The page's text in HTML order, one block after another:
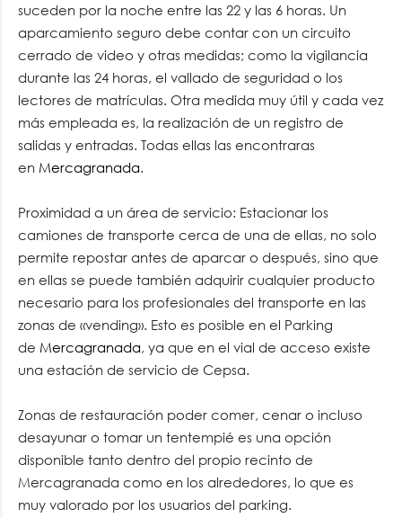
suceden por la noche entre las 22 y las 6 horas. Un
aparcamiento seguro debe contar con un circuito
cerrado de video y otras medidas; como la vigilancia
durante las 24 horas, el vallado de seguridad o los
lectores de matrículas. Otra medida muy útil y cada vez
más empleada es, la realización de un registro de
salidas y entradas. Todas ellas las encontraras
en Mercagranada.
Proximidad a un área de servicio: Estacionar los
camiones de transporte cerca de una de ellas, no solo
permite repostar antes de aparcar o después, sino que
en ellas se puede también adquirir cualquier producto
necesario para los profesionales del transporte en las
zonas de «vending». Esto es posible en el Parking
de Mercagranada, ya que en el vial de acceso existe
una estación de servicio de Cepsa.
Zonas de restauración poder comer, cenar o incluso
desayunar o tomar un tentempié es una opción
disponible tanto dentro del propio recinto de
Mercagranada como en los alrededores, lo que es
muy valorado por los usuarios del parking.